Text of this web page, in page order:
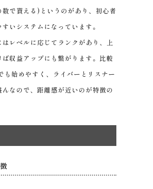
数で貰える)というのがあり、初心者
いシステムになっています。
はレベルに応じてランクがあり、上
ば収益アップにも繋がります。比較
も始めやすく、ライバーとリスナー
んなので、距離感が近いのが特徴の